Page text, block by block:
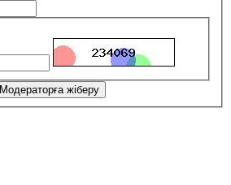
Модераторға жіберу